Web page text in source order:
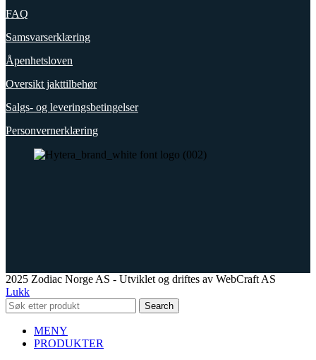
FAQ
Samsvarserklæring
Åpenhetsloven
Oversikt jakttilbehør
Salgs- og leveringsbetingelser
Personvernerklæring
2025 Zodiac Norge AS - Utviklet og driftes av WebCraft AS
Lukk
Search
MENY
PRODUKTER